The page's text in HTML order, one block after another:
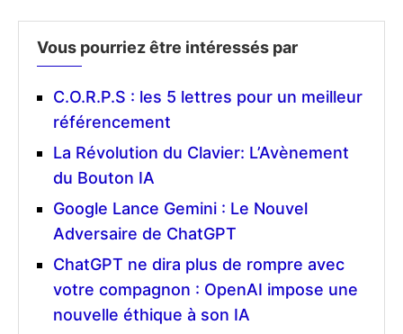
Vous pourriez être intéressés par
C.O.R.P.S : les 5 lettres pour un meilleur
référencement
La Révolution du Clavier: L’Avènement
du Bouton IA
Google Lance Gemini : Le Nouvel
Adversaire de ChatGPT
ChatGPT ne dira plus de rompre avec
votre compagnon : OpenAI impose une
nouvelle éthique à son IA